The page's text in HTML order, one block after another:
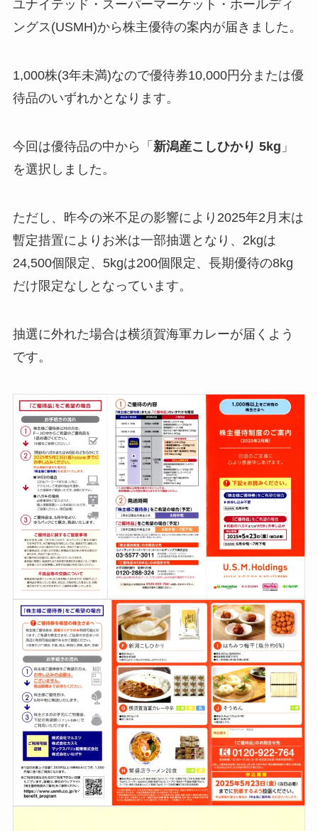
ユナイテッド・スーパーマーケット・ホールディ
ングス(USMH)から株主優待の案内が届きました。
1,000株(3年未満)なので優待券10,000円分または優
待品のいずれかとなります。
今回は優待品の中から「 新潟産こしひかり 5kg 」
を選択しました。
ただし、昨今の米不足の影響により2025年2月末は
暫定措置によりお米は一部抽選となり、2kgは
24,500個限定、5kgは200個限定、長期優待の8kg
だけ限定なしとなっています。
抽選に外れた場合は横須賀海軍カレーが届くよう
です。